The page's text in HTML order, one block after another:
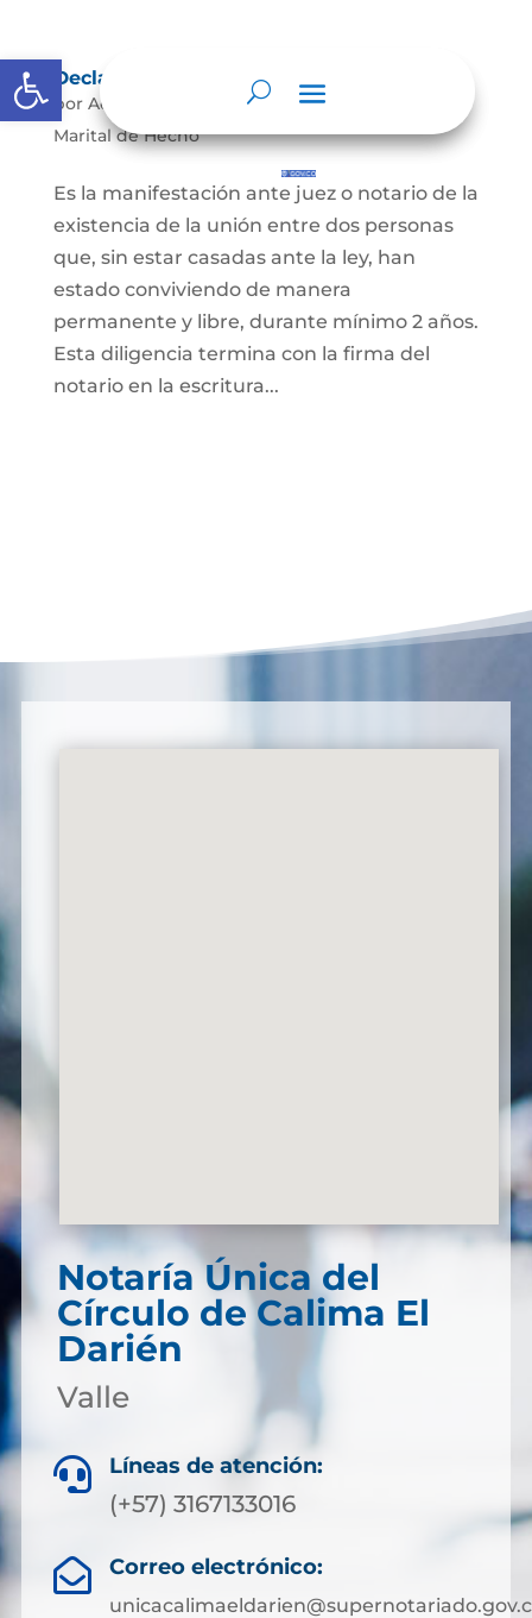
Abrir barra de herramientas
Declaración de Unión Marital de Hecho
por Admin May 3, 2022| Declaración de Unión
Marital de Hecho
Es la manifestación ante juez o notario de la
existencia de la unión entre dos personas
que, sin estar casadas ante la ley, han
estado conviviendo de manera
permanente y libre, durante mínimo 2 años.
Esta diligencia termina con la firma del
notario en la escritura...
Notaría Única del
Círculo de Calima El
Darién
Valle
 Líneas de atención:
(+57) 3167133016
 Correo electrónico: